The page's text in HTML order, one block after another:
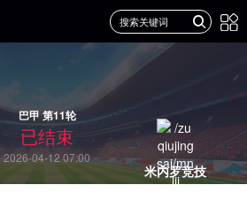
巴甲 第11轮
已结束
2026-04-12 07:00
米内罗竞技